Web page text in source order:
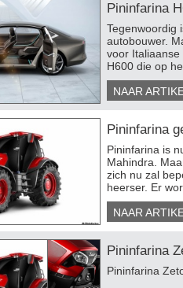
Pininfarina
​Tegenwoordig
autobouwer.
voor
H600 die op
NAAR
Pininfarina
​Pininfarina is
Mahindra.
zich nu zal
heerser. Er
NAAR
Pininfarina
Pininfarina